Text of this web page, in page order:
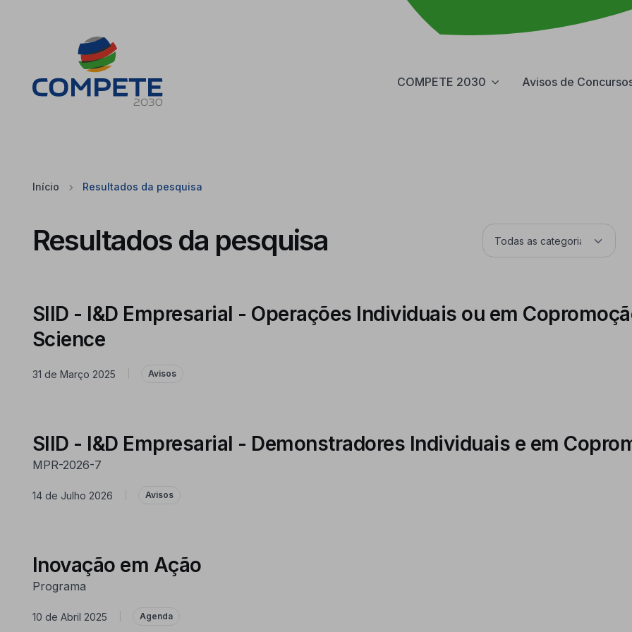
COMPETE 2030 Avisos de
Início Resultados da pesquisa
Resultados da pesquisa
SIID - I&D Empresarial - Operações Individuais ou em
Science
31 de Março 2025 Avisos
SIID - I&D Empresarial - Demonstradores Individuais e em
MPR-2026-7
14 de Julho 2026 Avisos
Inovação em Ação
Programa
10 de Abril 2025 Agenda